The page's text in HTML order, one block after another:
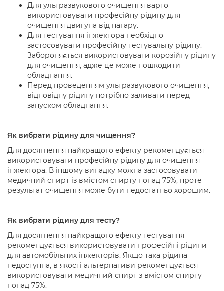
Для ультразвукового очищення варто
використовувати професійну рідину для
очищення двигуна від нагару.
Для тестування інжектора необхідно
застосовувати професійну тестувальну рідину.
Забороняється використовувати корозійну рідину
для очищення, адже це може пошкодити
обладнання.
Перед проведенням ультразвукового очищення,
відповідну рідину потрібно заливати перед
запуском обладнання.
Як вибрати рідину для чищення?
Для досягнення найкращого ефекту рекомендується
використовувати професійну рідину для очищення
інжектора. В іншому випадку можна застосовувати
медичний спирт із вмістом спирту понад 75%, проте
результат очищення може бути недостатньо хорошим.
Як вибрати рідину для тесту?
Для досягнення найкращого ефекту тестування
рекомендується використовувати професійні рідини
для автомобільних інжекторів. Якщо така рідина
недоступна, в якості альтернативи рекомендується
використовувати медичний спирт з вмістом спирту
понад 75%.